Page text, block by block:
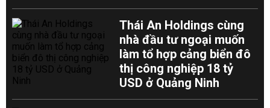
Thái An Holdings cùng
nhà đầu tư ngoại muốn
làm tổ hợp cảng biển đô
thị công nghiệp 18 tỷ
USD ở Quảng Ninh